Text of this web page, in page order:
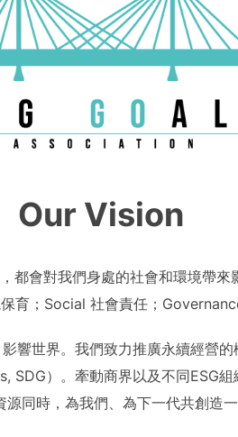
Our Vision
會對我們身處的社會和環境帶來
育；Social 社會責任；
響世界。我們致力推廣永續經營
）。牽動商界以及不同ESG
同時，為我們、為下一代共創造